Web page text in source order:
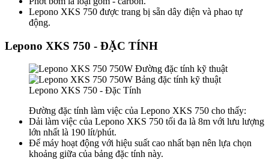
Lepono XKS 750 được trang bị sẵn dây điện và phao tự
động.
Lepono XKS 750 - ĐẶC TÍNH
Lepono XKS 750 - Đặc Tính
Đường đặc tính làm việc của Lepono XKS 750 cho thấy:
Dải làm việc của Lepono XKS 750 tối đa là 8m với lưu lượng
lớn nhất là 190 lít/phút.
Để máy hoạt động với hiệu suất cao nhất bạn nên lựa chọn
khoảng giữa của bảng đặc tính này.